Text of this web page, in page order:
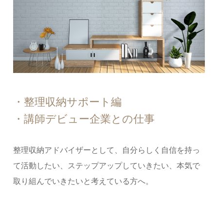
・整理収納サポート編
・講師デビュー企業との仕事
整理収納アドバイザーとして、自分らしく自信を持っ
て活動したい、ステップアップしていきたい、本気で
取り組んでいきたいと考えている方へ。